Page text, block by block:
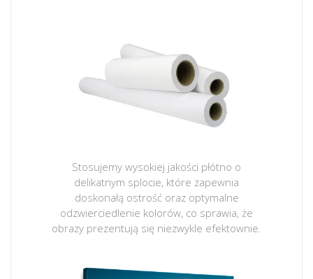
Stosujemy wysokiej jakości płótno o
delikatnym splocie, które zapewnia
doskonałą ostrość oraz optymalne
odzwierciedlenie kolorów, co sprawia, że
obrazy prezentują się niezwykle efektownie.